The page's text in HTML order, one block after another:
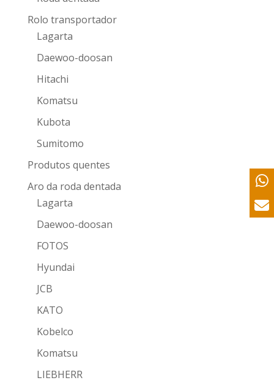
Rolo transportador
Lagarta
Daewoo-doosan
Hitachi
Komatsu
Kubota
Sumitomo
Produtos quentes
Aro da roda dentada
Lagarta
Daewoo-doosan
FOTOS
Hyundai
JCB
KATO
Kobelco
Komatsu
LIEBHERR